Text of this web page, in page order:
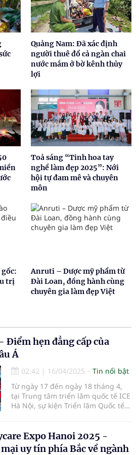
Quảng Nam: Đã xác định
người thuê đổ cả ngàn chai
nước mắm ở bờ kênh thủy
lợi
Toả sáng “Tinh hoa tay
nghề làm đẹp 2025”: Nới
hội tự đam mê và chuyên
môn
trị
Anruti – Dược mỹ phẩm từ
Đài Loan, đồng hành cùng
chuyên gia làm đẹp Việt
Điểm hẹn đẳng cấp của
Á
02:42 | 16/04/2025
Tin nổi bật
Từ ngày 17 đến ngày 18 tháng 4,
tại Trung tâm triển lãm quốc tế ICE
Hà Nội, sự kiện Triển lãm Quốc tế
"Vẻ đẹp bền vững – Công nghệ
định hình tương lai".
Expo Hanoi 2025 -
uy tín phía Bắc về ngành